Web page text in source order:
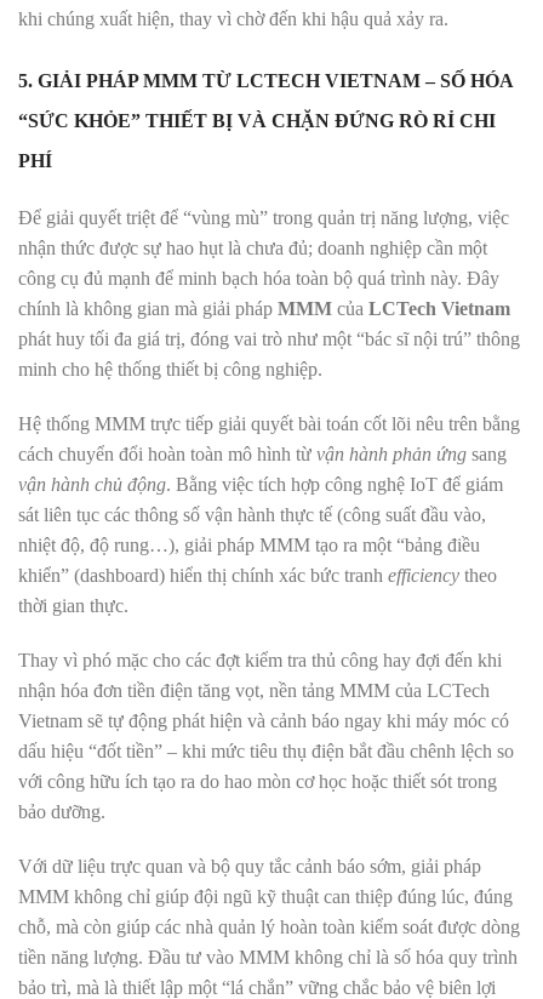
khi chúng xuất hiện, thay vì chờ đến khi hậu quả xảy ra.
5. GIẢI PHÁP MMM TỪ LCTECH VIETNAM – SỐ HÓA
“SỨC KHỎE” THIẾT BỊ VÀ CHẶN ĐỨNG RÒ RỈ CHI
PHÍ
Để giải quyết triệt để “vùng mù” trong quản trị năng lượng, việc
nhận thức được sự hao hụt là chưa đủ; doanh nghiệp cần một
công cụ đủ mạnh để minh bạch hóa toàn bộ quá trình này. Đây
chính là không gian mà giải pháp MMM của LCTech Vietnam
phát huy tối đa giá trị, đóng vai trò như một “bác sĩ nội trú” thông
minh cho hệ thống thiết bị công nghiệp.
Hệ thống MMM trực tiếp giải quyết bài toán cốt lõi nêu trên bằng
cách chuyển đổi hoàn toàn mô hình từ vận hành phản ứng sang
vận hành chủ động. Bằng việc tích hợp công nghệ IoT để giám
sát liên tục các thông số vận hành thực tế (công suất đầu vào,
nhiệt độ, độ rung…), giải pháp MMM tạo ra một “bảng điều
khiển” (dashboard) hiển thị chính xác bức tranh efficiency theo
thời gian thực.
Thay vì phó mặc cho các đợt kiểm tra thủ công hay đợi đến khi
nhận hóa đơn tiền điện tăng vọt, nền tảng MMM của LCTech
Vietnam sẽ tự động phát hiện và cảnh báo ngay khi máy móc có
dấu hiệu “đốt tiền” – khi mức tiêu thụ điện bắt đầu chênh lệch so
với công hữu ích tạo ra do hao mòn cơ học hoặc thiết sót trong
bảo dưỡng.
Với dữ liệu trực quan và bộ quy tắc cảnh báo sớm, giải pháp
MMM không chỉ giúp đội ngũ kỹ thuật can thiệp đúng lúc, đúng
chỗ, mà còn giúp các nhà quản lý hoàn toàn kiểm soát được dòng
tiền năng lượng. Đầu tư vào MMM không chỉ là số hóa quy trình
bảo trì, mà là thiết lập một “lá chắn” vững chắc bảo vệ biên lợi